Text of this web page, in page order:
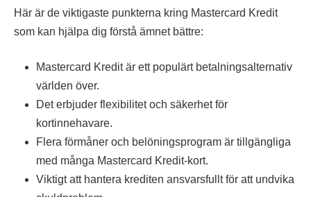
Här är de viktigaste punkterna kring Mastercard Kredit
som kan hjälpa dig förstå ämnet bättre:
Mastercard Kredit är ett populärt betalningsalternativ
världen över.
Det erbjuder flexibilitet och säkerhet för
kortinnehavare.
Flera förmåner och belöningsprogram är tillgängliga
med många Mastercard Kredit-kort.
Viktigt att hantera krediten ansvarsfullt för att undvika